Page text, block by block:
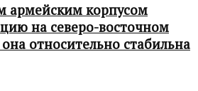
корпусом
на северо-восточном
относительно стабильна